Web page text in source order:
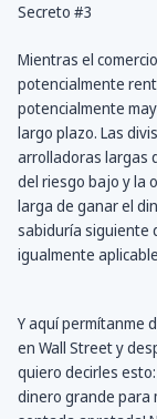
Secreto #3
Mientras el
potencialmente
potencialmente
largo plazo. Las
arrolladoras largas
del riesgo bajo y la
larga de ganar el
sabiduría siguiente
igualmente
Y aquí permítanme
en Wall Street y
quiero decirles
dinero grande para